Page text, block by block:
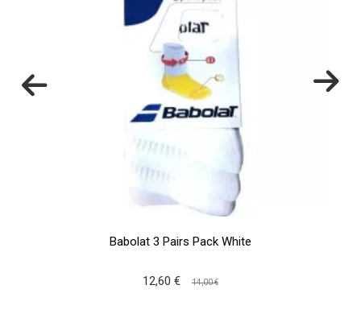
Babolat 3 Pairs Pack White
12,60 € 14,00 €